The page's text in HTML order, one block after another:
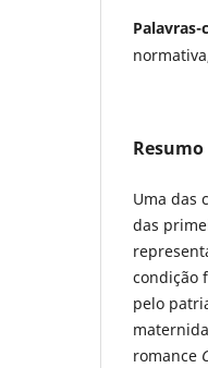
Palavras-
Resumo
Uma das
das
condição
pelo
romance